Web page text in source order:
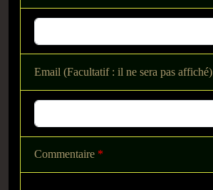
Email (Facultatif : il ne sera pas affiché)
Commentaire *